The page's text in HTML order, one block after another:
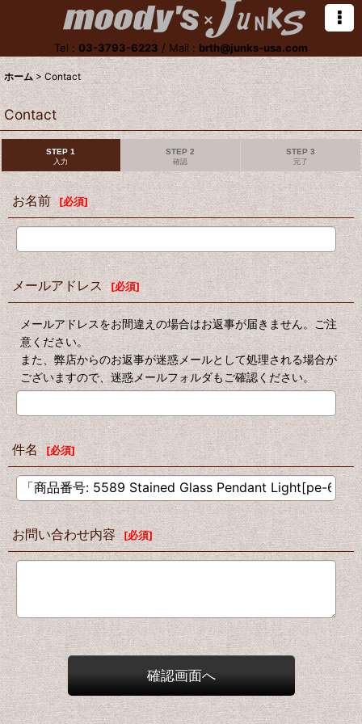
Tel : 03-3793-6223 / Mail : brth@junks-usa.com
ホーム > Contact
Contact
STEP 1
入力
STEP 2
確認
STEP 3
完了
お名前 [必須]
メールアドレス [必須]
メールアドレスをお間違えの場合はお返事が届きません。ご注
意ください。
また、弊店からのお返事が迷惑メールとして処理される場合が
ございますので、迷惑メールフォルダもご確認ください。
件名 [必須]
お問い合わせ内容 [必須]
確認画面へ